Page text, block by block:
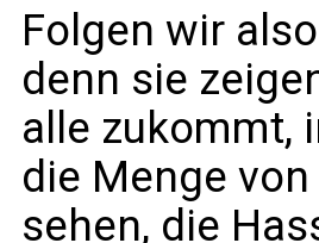
Folgen wir
denn sie
alle zukommt,
die Menge
sehen, die